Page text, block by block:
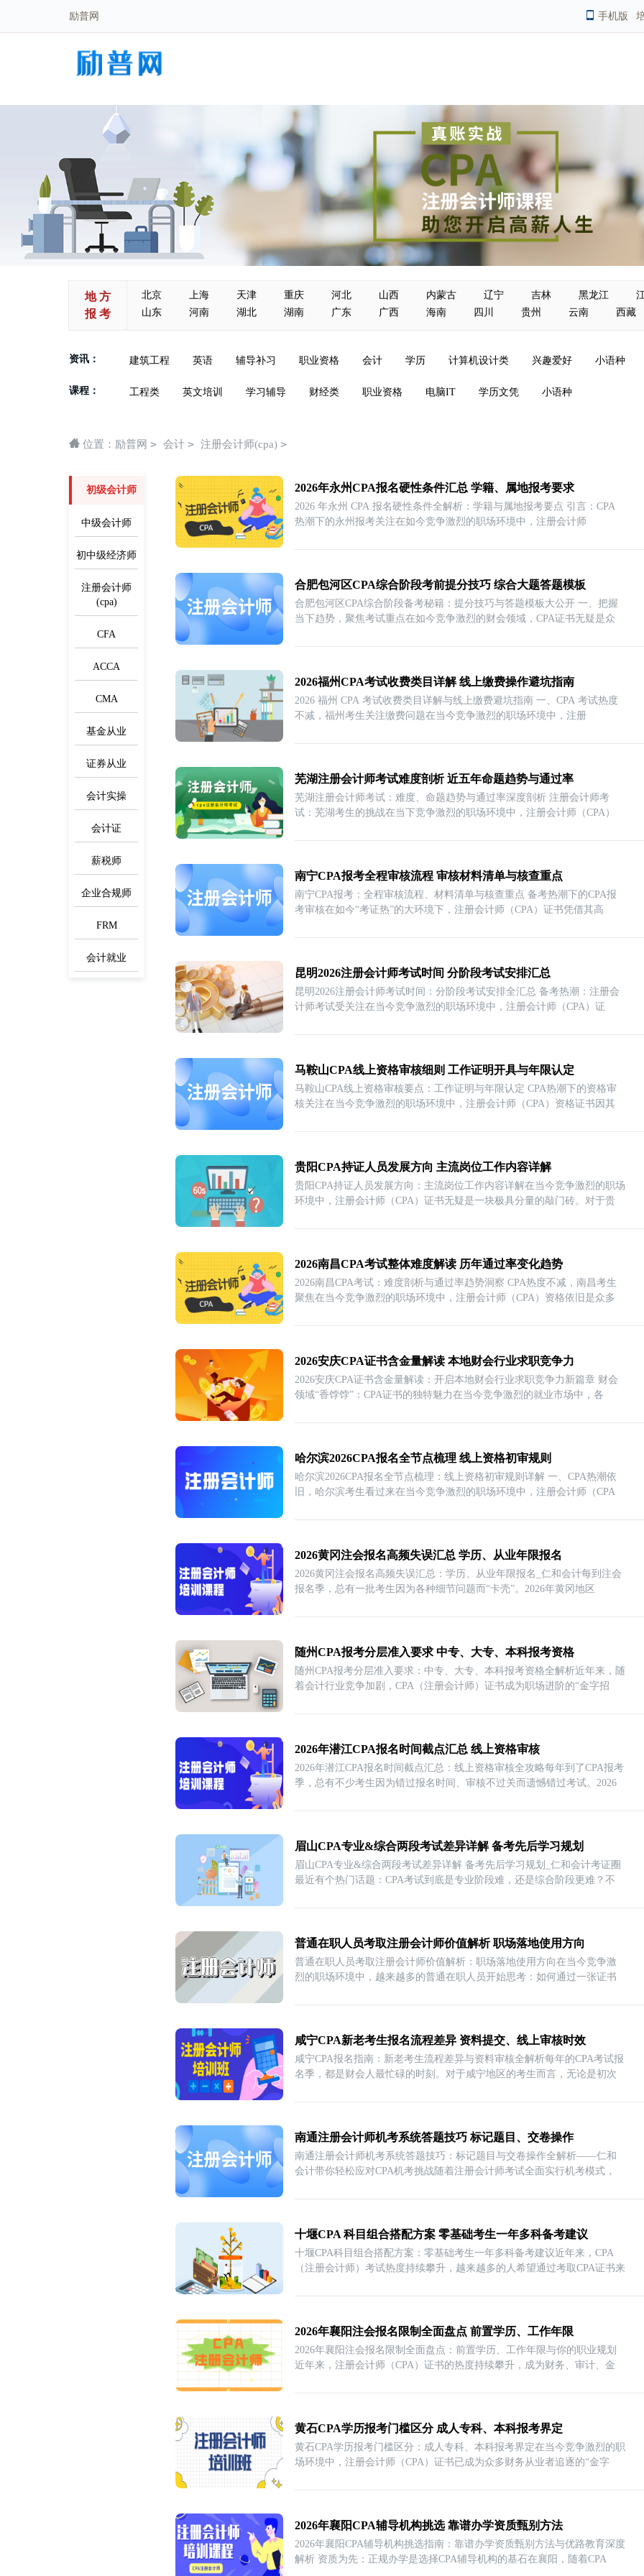
手机版
励普网
地 方
报 考
北京 上海 天津 重庆 河北 山西 内蒙古 辽宁 吉林 黑龙江
山东
河南 湖北 湖南 广东 广西 海南 四川 贵州 云南 西藏
资讯： 建筑工程 英语 辅导补习 职业资格 会计 学历 计算机设计类 兴趣爱好 小语种
课程： 工程类 英文培训 学习辅导 财经类 职业资格 电脑IT 学历文凭 小语种
位置： 励普网 > 会计 > 注册会计师(cpa) >
初级会计师
中级会计师
初中级经济师
注册会计师
(cpa)
CFA
ACCA
CMA
基金从业
证券从业
会计实操
会计证
薪税师
企业合规师
FRM
会计就业
2026年永州CPA报名硬性条件汇总 学籍、属地报考要求
2026 年永州 CPA 报名硬性条件全解析：学籍与属地报考要点 引言：CPA
热潮下的永州报考关注在如今竞争激烈的职场环境中，注册会计师
合肥包河区CPA综合阶段考前提分技巧 综合大题答题模板
合肥包河区CPA综合阶段备考秘籍：提分技巧与答题模板大公开 一、把握
当下趋势，聚焦考试重点在如今竞争激烈的财会领域，CPA证书无疑是众
2026福州CPA考试收费类目详解 线上缴费操作避坑指南
2026 福州 CPA 考试收费类目详解与线上缴费避坑指南 一、CPA 考试热度
不减，福州考生关注缴费问题在当今竞争激烈的职场环境中，注册
芜湖注册会计师考试难度剖析 近五年命题趋势与通过率
芜湖注册会计师考试：难度、命题趋势与通过率深度剖析 注册会计师考
试：芜湖考生的挑战在当下竞争激烈的职场环境中，注册会计师（CPA）
南宁CPA报考全程审核流程 审核材料清单与核查重点
南宁CPA报考：全程审核流程、材料清单与核查重点 备考热潮下的CPA报
考审核在如今“考证热”的大环境下，注册会计师（CPA）证书凭借其高
昆明2026注册会计师考试时间 分阶段考试安排汇总
昆明2026注册会计师考试时间：分阶段考试安排全汇总 备考热潮：注册会
计师考试受关注在当今竞争激烈的职场环境中，注册会计师（CPA）证
马鞍山CPA线上资格审核细则 工作证明开具与年限认定
马鞍山CPA线上资格审核要点：工作证明与年限认定 CPA热潮下的资格审
核关注在当今竞争激烈的职场环境中，注册会计师（CPA）资格证书因其
贵阳CPA持证人员发展方向 主流岗位工作内容详解
贵阳CPA持证人员发展方向：主流岗位工作内容详解在当今竞争激烈的职场
环境中，注册会计师（CPA）证书无疑是一块极具分量的敲门砖。对于贵
2026南昌CPA考试整体难度解读 历年通过率变化趋势
2026南昌CPA考试：难度剖析与通过率趋势洞察 CPA热度不减，南昌考生
聚焦在当今竞争激烈的职场环境中，注册会计师（CPA）资格依旧是众多
2026安庆CPA证书含金量解读 本地财会行业求职竞争力
2026安庆CPA证书含金量解读：开启本地财会行业求职竞争力新篇章 财会
领域“香饽饽”：CPA证书的独特魅力在当今竞争激烈的就业市场中，各
哈尔滨2026CPA报名全节点梳理 线上资格初审规则
哈尔滨2026CPA报名全节点梳理：线上资格初审规则详解 一、CPA热潮依
旧，哈尔滨考生看过来在当今竞争激烈的职场环境中，注册会计师（CPA
2026黄冈注会报名高频失误汇总 学历、从业年限报名
2026黄冈注会报名高频失误汇总：学历、从业年限报名_仁和会计每到注会
报名季，总有一批考生因为各种细节问题而“卡壳”。2026年黄冈地区
随州CPA报考分层准入要求 中专、大专、本科报考资格
随州CPA报考分层准入要求：中专、大专、本科报考资格全解析近年来，随
着会计行业竞争加剧，CPA（注册会计师）证书成为职场进阶的“金字招
2026年潜江CPA报名时间截点汇总 线上资格审核
2026年潜江CPA报名时间截点汇总：线上资格审核全攻略每年到了CPA报考
季，总有不少考生因为错过报名时间、审核不过关而遗憾错过考试。2026
眉山CPA专业&综合两段考试差异详解 备考先后学习规划
眉山CPA专业&综合两段考试差异详解 备考先后学习规划_仁和会计考证圈
最近有个热门话题：CPA考试到底是专业阶段难，还是综合阶段更难？不
普通在职人员考取注册会计师价值解析 职场落地使用方向
普通在职人员考取注册会计师价值解析：职场落地使用方向在当今竞争激
烈的职场环境中，越来越多的普通在职人员开始思考：如何通过一张证书
咸宁CPA新老考生报名流程差异 资料提交、线上审核时效
咸宁CPA报名指南：新老考生流程差异与资料审核全解析每年的CPA考试报
名季，都是财会人最忙碌的时刻。对于咸宁地区的考生而言，无论是初次
南通注册会计师机考系统答题技巧 标记题目、交卷操作
南通注册会计师机考系统答题技巧：标记题目与交卷操作全解析——仁和
会计带你轻松应对CPA机考挑战随着注册会计师考试全面实行机考模式，
十堰CPA 科目组合搭配方案 零基础考生一年多科备考建议
十堰CPA科目组合搭配方案：零基础考生一年多科备考建议近年来，CPA
（注册会计师）考试热度持续攀升，越来越多的人希望通过考取CPA证书来
2026年襄阳注会报名限制全面盘点 前置学历、工作年限
2026年襄阳注会报名限制全面盘点：前置学历、工作年限与你的职业规划
近年来，注册会计师（CPA）证书的热度持续攀升，成为财务、审计、金
黄石CPA学历报考门槛区分 成人专科、本科报考界定
黄石CPA学历报考门槛区分：成人专科、本科报考界定在当今竞争激烈的职
场环境中，注册会计师（CPA）证书已成为众多财务从业者追逐的“金字
2026年襄阳CPA辅导机构挑选 靠谱办学资质甄别方法
2026年襄阳CPA辅导机构挑选指南：靠谱办学资质甄别方法与优路教育深度
解析 资质为先：正规办学是选择CPA辅导机构的基石在襄阳，随着CPA